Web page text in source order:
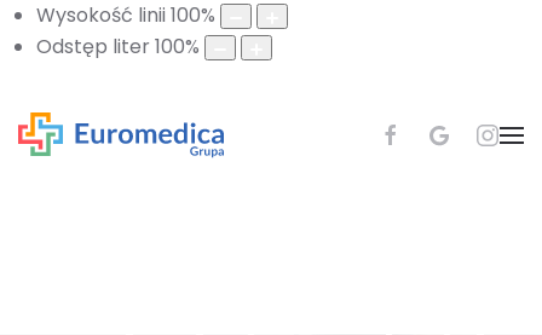
Wysokość linii 100%
Odstęp liter100%